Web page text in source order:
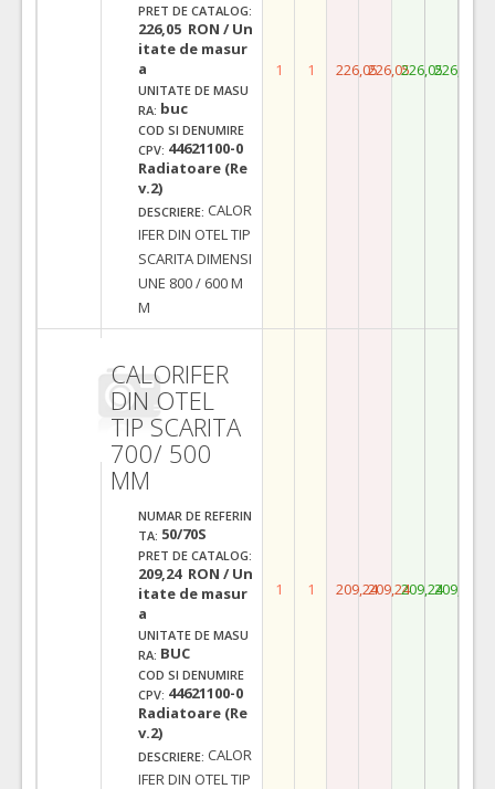
PRET DE CATALOG:
226,05 RON / Un
itate de masur
a
UNITATE DE MASU
RA: buc
COD SI DENUMIRE
CPV: 44621100-0
Radiatoare (Re
v.2)
DESCRIERE: CALOR
IFER DIN OTEL TIP
SCARITA DIMENSI
UNE 800 / 600 M
M
1 1 226,05226,05226,05226,05
CALORIFER
DIN OTEL
TIP SCARITA
700/ 500
MM
NUMAR DE REFERIN
TA: 50/70S
PRET DE CATALOG:
209,24 RON / Un
itate de masur
a
UNITATE DE MASU
RA: BUC
COD SI DENUMIRE
CPV: 44621100-0
Radiatoare (Re
v.2)
DESCRIERE: CALOR
IFER DIN OTEL TIP
1 1 209,24209,24209,24209,24